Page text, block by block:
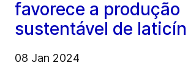
favorece a produção
sustentável de
08 Jan 2024